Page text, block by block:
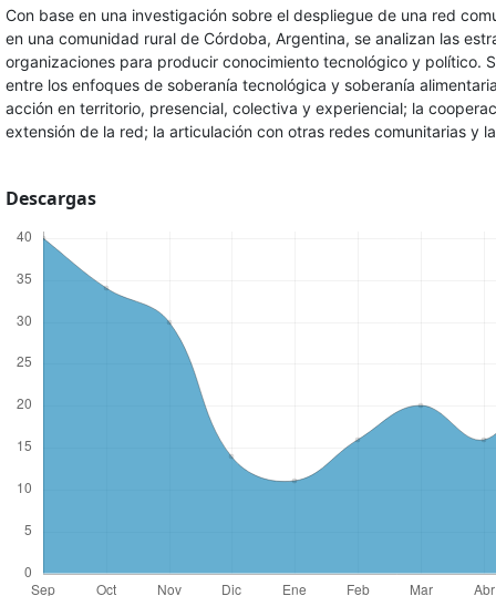
Con base en una investigación sobre el despliegue de una red
en una comunidad rural de Córdoba, Argentina, se analizan las
organizaciones para producir conocimiento tecnológico y político.
entre los enfoques de soberanía tecnológica y soberanía
acción en territorio, presencial, colectiva y experiencial; la
extensión de la red; la articulación con otras redes comunitarias y
Descargas